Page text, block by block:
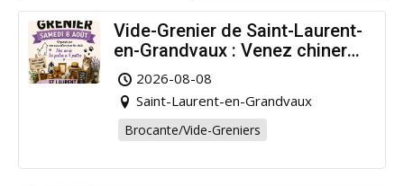
Vide-Grenier de Saint-Laurent-
en-Grandvaux : Venez chiner
pour la bonne cause !
2026-08-08
Saint-Laurent-en-Grandvaux
Brocante/Vide-Greniers